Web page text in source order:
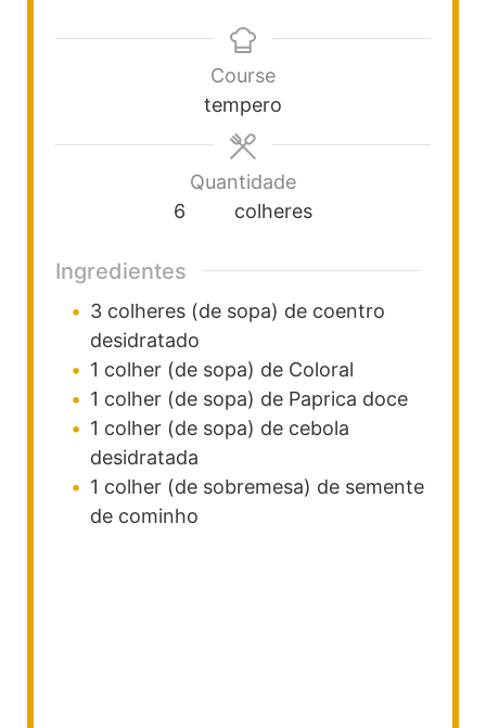
Course
tempero
Quantidade
6
colheres
Ingredientes
3 colheres (de sopa) de coentro
desidratado
1 colher (de sopa) de Coloral
1 colher (de sopa) de Paprica doce
1 colher (de sopa) de cebola
desidratada
1 colher (de sobremesa) de semente
de cominho